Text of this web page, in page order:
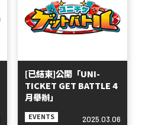
[已結束]公開「UNI-
TICKET GET BATTLE 4
月舉辦」
EVENTS 2025.03.06